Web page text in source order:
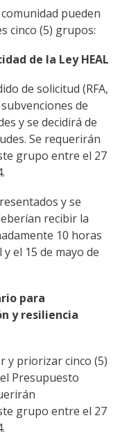
pueden
cinco (5) grupos:
de la Ley HEAL
de solicitud (RFA,
de
y se decidirá de
Se requerirán
grupo entre el 27
y se
recibir la
10 horas
el 15 de mayo de
para
y resiliencia
y priorizar cinco (5)
Presupuesto
grupo entre el 27